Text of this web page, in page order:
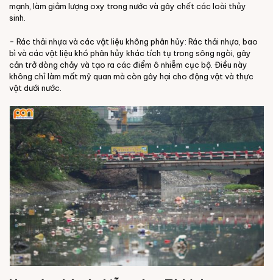
mạnh, làm giảm lượng oxy trong nước và gây chết các loài thủy
sinh.
- Rác thải nhựa và các vật liệu không phân hủy: Rác thải nhựa, bao
bì và các vật liệu khó phân hủy khác tích tụ trong sông ngòi, gây
cản trở dòng chảy và tạo ra các điểm ô nhiễm cục bộ. Điều này
không chỉ làm mất mỹ quan mà còn gây hại cho động vật và thực
vật dưới nước.